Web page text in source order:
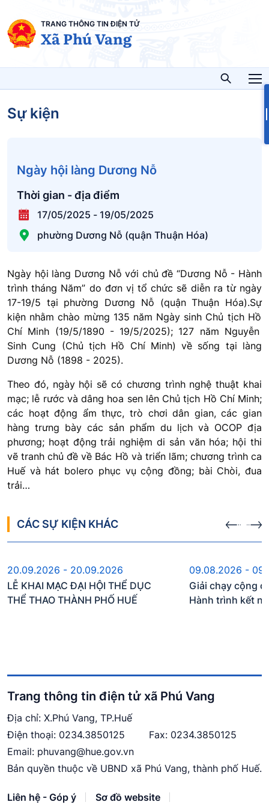
TRANG THÔNG TIN ĐIỆN TỬ
Xã Phú Vang
Sự kiện
Ngày hội làng Dương Nỗ
Thời gian - địa điểm
17/05/2025 - 19/05/2025
phường Dương Nỗ (quận Thuận Hóa)
Ngày hội làng Dương Nỗ với chủ đề “Dương Nỗ - Hành
trình tháng Năm” do đơn vị tổ chức sẽ diễn ra từngày
17-19/5 tại phường Dương Nỗ (quận Thuận Hóa).Sự
kiện nhằm chào mừng 135 năm Ngày sinh Chủ tịch Hồ
Chí Minh (19/5/1890 - 19/5/2025); 127 năm Nguyễn
Sinh Cung (Chủ tịch Hồ Chí Minh) về sống tại làng
Dương Nỗ (1898 - 2025).
Theo đó, ngày hội sẽ có chương trình nghệ thuật khai
mạc; lễ rước và dâng hoa sen lên Chủ tịch Hồ Chí Minh;
các hoạtđộng ẩm thực, trò chơi dân gian, các gian
hàng trưng bày các sản phẩm du lịch và OCOP địa
phương; hoạt động trải nghiệm di sản văn hóa; hội thi
vẽ tranh chủ đề về Bác Hồ và triển lãm; chương trình ca
Huếvà hát bolero phục vụ cộng đồng; bài Chòi,đua
trải…
CÁC SỰ KIỆN KHÁC
Sự kiện sắp diễn ra
20.09.2026 - 20.09.2026
LỄ KHAI MẠC ĐẠI HỘI THỂ DỤC
THỂ THAO THÀNH PHỐ HUẾ
Sự kiện
09.08.2026 -
Giải chạy cộng
Hành trình kết
Trang thông tin điện tử xã Phú Vang
Địa chỉ: X.Phú Vang, TP.Huế
Điện thoại: 0234.3850125
Fax: 0234.3850125
Email: phuvang@hue.gov.vn
Bản quyền thuộc về UBND xã Phú Vang, thành phố Huế.
Liên hệ - Góp ý Sơ đồ website